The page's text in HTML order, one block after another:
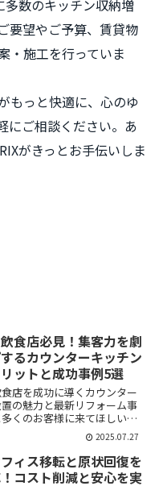
数のキッチン収納増
要望やご予算、賃貸物
・施工を行っていま
もっと快適に、心のゆ
にご相談ください。あ
がきっとお手伝いしま
食店必見！集客力を劇
るカウンターキッチン
ットと成功事例5選
店を成功に導くカウンター
の魅力と最新リフォーム事
くのお客様に来てほしい」
囲気を一新してリピーターを
」とお悩みではありません
飲食店を経営、またはこれ
えている方にと...
2025.07.27
ィス移転と原状回復を
コスト削減と安心を実